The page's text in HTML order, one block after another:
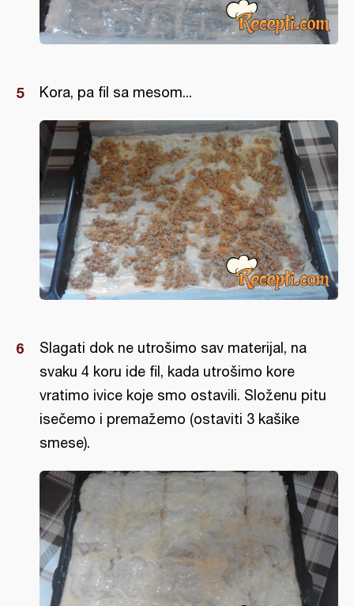
Kora, pa fil sa mesom...
Slagati dok ne utrošimo sav materijal, na
svaku 4 koru ide fil, kada utrošimo kore
vratimo ivice koje smo ostavili. Složenu pitu
isečemo i premažemo (ostaviti 3 kašike
smese).